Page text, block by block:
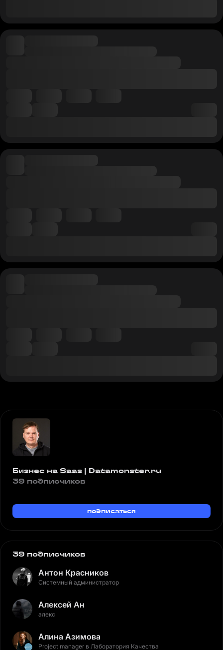
Бизнес на Saas | Datamonster.ru
39 подписчиков
подписаться
39 подписчиков
Антон Красников
Системный администратор
Алексей Ан
алекс
Алина Азимова
Project manager в Лаборатория Качества